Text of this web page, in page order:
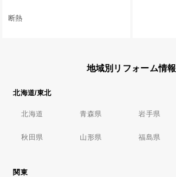
断熱
地域別リフォーム情報
北海道/東北
北海道 青森県 岩手県
秋田県 山形県 福島県
関東